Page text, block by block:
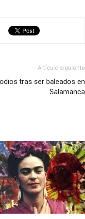
Artículo siguiente
tras ser baleados en
Salamanca